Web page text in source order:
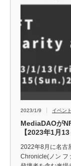
2023/1/9 イベント
MediaDAOが
【2023年1月13
2022年8月に名古
Chronicle(ノン フ